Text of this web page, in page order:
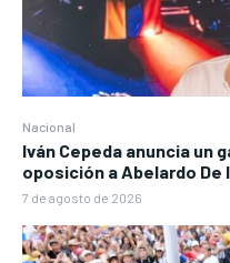
Nacional
Iván Cepeda anuncia un
oposición a Abelardo De
7 de agosto de 2026